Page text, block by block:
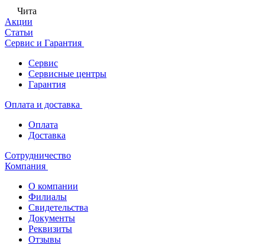
Чита
Акции
Статьи
Сервис и Гарантия
Сервис
Сервисные центры
Гарантия
Оплата и доставка
Оплата
Доставка
Сотрудничество
Компания
О компании
Филиалы
Свидетельства
Документы
Реквизиты
Отзывы